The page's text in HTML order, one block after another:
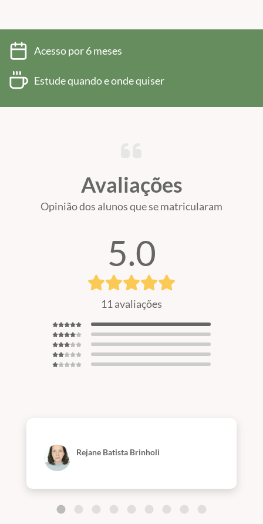
Acesso por 6 meses
Estude quando e onde quiser
Avaliações
Opinião dos alunos que se matricularam
5.0
11 avaliações
Rejane Batista Brinholi